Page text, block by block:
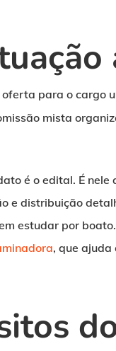
para o cargo
mista
é o edital. É nele
e distribuição
estudar por
, que ajuda